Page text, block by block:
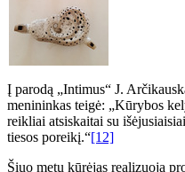
Į parodą „Intimus“ J.
menininkas teigė: „Kūrybos
reikliai atsiskaitai su
tiesos poreikį.“[12]
Šiuo metu kūrėjas realizuoja